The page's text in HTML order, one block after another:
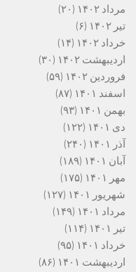
مرداد ۱۴۰۲
(۲۰)
تیر ۱۴۰۲
(۶)
خرداد ۱۴۰۲
(۱۴)
اردیبهشت ۱۴۰۲
(۳۰)
فروردین ۱۴۰۲
(۵۹)
اسفند ۱۴۰۱
(۸۷)
بهمن ۱۴۰۱
(۹۳)
دی ۱۴۰۱
(۱۲۲)
آذر ۱۴۰۱
(۲۴۰)
آبان ۱۴۰۱
(۱۸۹)
مهر ۱۴۰۱
(۱۷۵)
شهریور ۱۴۰۱
(۱۲۷)
مرداد ۱۴۰۱
(۱۴۹)
تیر ۱۴۰۱
(۱۱۴)
خرداد ۱۴۰۱
(۹۵)
اردیبهشت ۱۴۰۱
(۸۶)